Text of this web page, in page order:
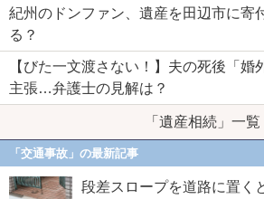
紀州のドンファン、遺産を田辺市に
る？
【びた一文渡さない！】夫の死後「婚
主張…弁護士の見解は？
「遺産相続」一覧
「交通事故」の最新記事
段差スロープを道路に置く